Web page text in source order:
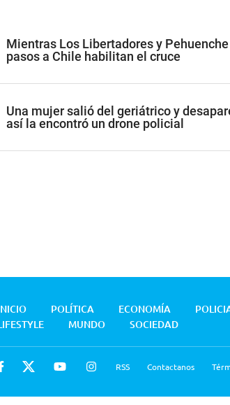
Mientras Los Libertadores y
pasos a Chile habilitan el cruce
Una mujer salió del geriátrico y
así la encontró un drone policial
POLÍTICA ECONOMÍA
MUNDO SOCIEDAD
RSS Contactanos